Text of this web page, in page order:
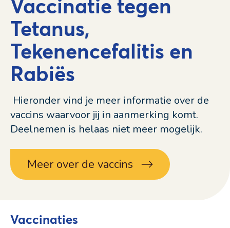
Vaccinatie tegen
Tetanus,
Tekenencefalitis en
Rabiës
Meer over de vaccins
Hieronder vind je meer informatie over de
vaccins waarvoor jij in aanmerking komt.
Deelnemen is helaas niet meer mogelijk.
Vaccinaties